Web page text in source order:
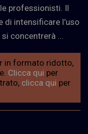
professionisti. Il
di intensificare l’uso
concentrerà ...
in formato ridotto,
Clicca qui per
clicca qui per